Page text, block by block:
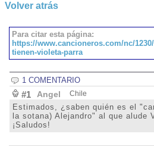
Volver atrás
Para citar esta página:
https://www.cancioneros.com/nc/
tienen-violeta-parra
1 COMENTARIO
#1 Angel Chile
Estimados, ¿saben quién es el
la sotana) Alejandro" al que alude
¡Saludos!